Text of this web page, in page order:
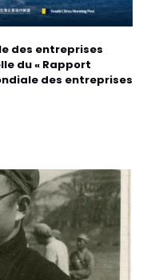
des entreprises
du « Rapport
des entreprises